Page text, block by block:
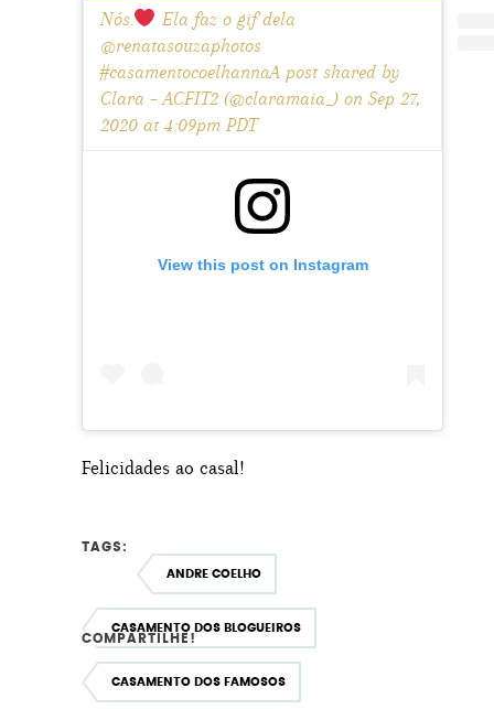
Nós.
Ela faz o gif dela
@renatasouzaphotos
#casamentocoelhannaA post shared by
Clara – ACFIT2 (@claramaia_) on Sep 27,
2020 at 4:09pm PDT
View this post on Instagram
Felicidades ao casal!
TAGS:
ANDRE COELHO
CASAMENTO DOS BLOGUEIROS
CASAMENTO DOS FAMOSOS
COMPARTILHE!